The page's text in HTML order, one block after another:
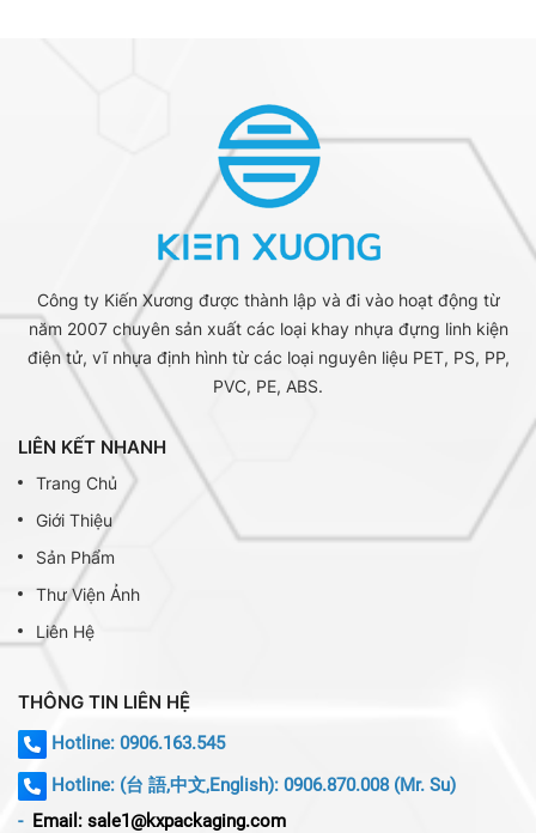
Công ty Kiến Xương được thành lập và đi vào hoạt động từ
năm 2007 chuyên sản xuất các loại khay nhựa đựng linh kiện
điện tử, vĩ nhựa định hình từ các loại nguyên liệu PET, PS, PP,
PVC, PE, ABS.
LIÊN KẾT NHANH
Trang Chủ
Giới Thiệu
Sản Phẩm
Thư Viện Ảnh
Liên Hệ
THÔNG TIN LIÊN HỆ
Hotline: 0906.163.545
Hotline: (台 語,中文,English): 0906.870.008 (Mr. Su)
- Email: sale1@kxpackaging.com